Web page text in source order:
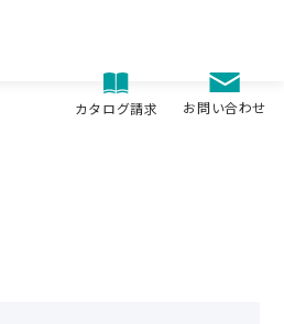
カタログ請求 お問い合わせ